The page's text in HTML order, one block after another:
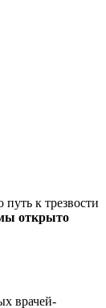
к трезвости
открыто
врачей-